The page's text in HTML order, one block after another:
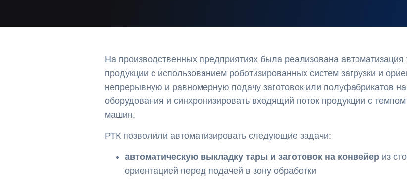
На производственных предприятиях была реализована автоматизация
продукции с использованием роботизированных систем загрузки и
непрерывную и равномерную подачу заготовок или полуфабрикатов
оборудования и синхронизировать входящий поток продукции с
машин.
РТК позволили автоматизировать следующие задачи:
автоматическую выкладку тары и заготовок на конвейер из
ориентацией перед подачей в зону обработки